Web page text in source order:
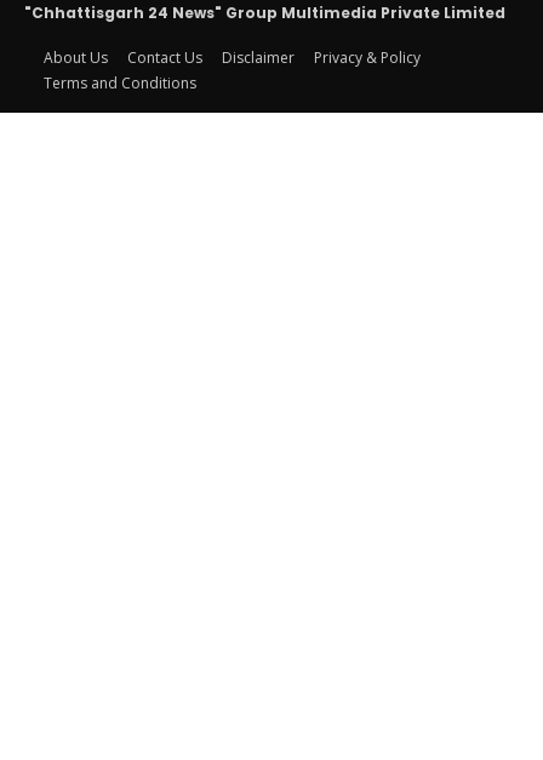
"Chhattisgarh 24 News" Group Multimedia Private Limited
About Us Contact Us Disclaimer
Privacy & Policy
Terms and Conditions